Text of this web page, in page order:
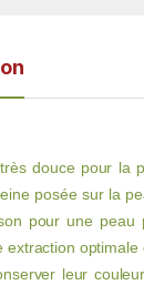
douce pour la
posée sur la
pour une
leur